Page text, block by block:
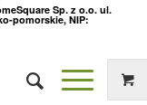
Sp. z o.o. ul.
pomorskie, NIP: